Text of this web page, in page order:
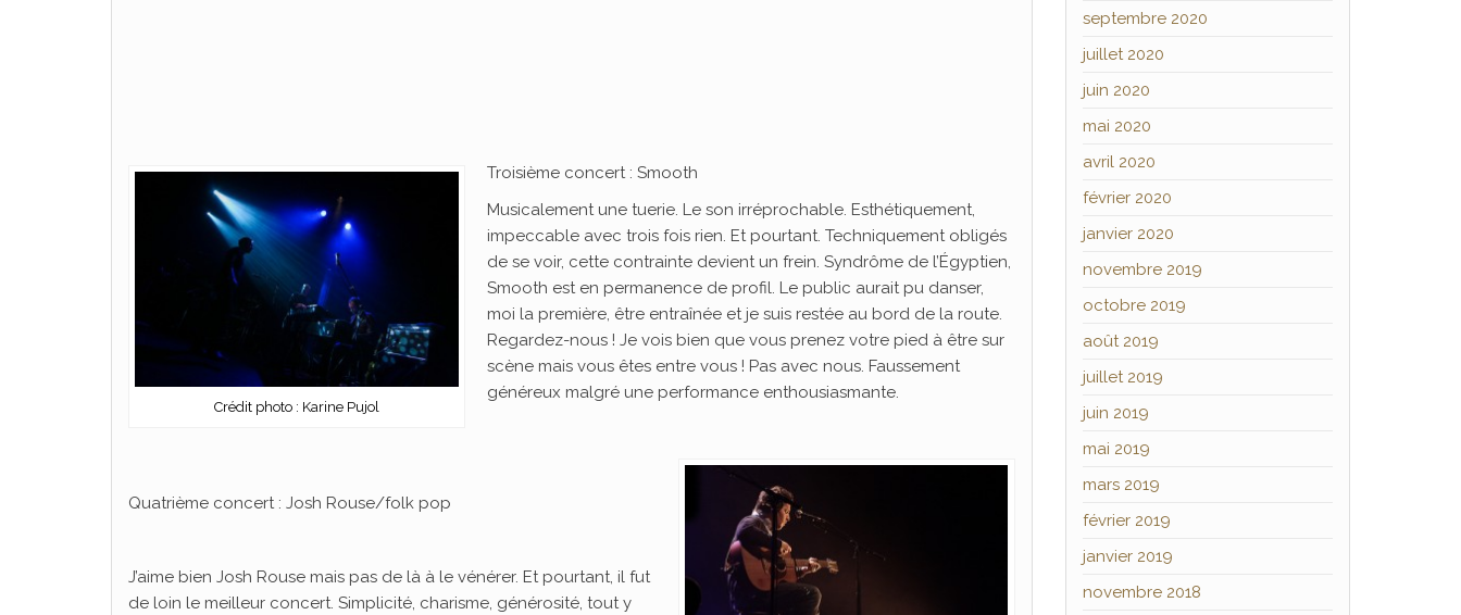
Crédit photo : Karine Pujol
Troisième concert : Smooth
Musicalement une tuerie. Le son irréprochable. Esthétiquement,
impeccable avec trois fois rien. Et pourtant. Techniquement obligés
de se voir, cette contrainte devient un frein. Syndrôme de l’Égyptien,
Smooth est en permanence de profil. Le public aurait pu danser,
moi la première, être entraînée et je suis restée au bord de la route.
Regardez-nous ! Je vois bien que vous prenez votre pied à être sur
scène mais vous êtes entre vous ! Pas avec nous. Faussement
généreux malgré une performance enthousiasmante.
Quatrième concert : Josh Rouse/folk pop
J’aime bien Josh Rouse mais pas de là à le vénérer. Et pourtant, il fut
de loin le meilleur concert. Simplicité, charisme, générosité, tout y
septembre 2020
juillet 2020
juin 2020
mai 2020
avril 2020
février 2020
janvier 2020
novembre 2019
octobre 2019
août 2019
juillet 2019
juin 2019
mai 2019
mars 2019
février 2019
janvier 2019
novembre 2018